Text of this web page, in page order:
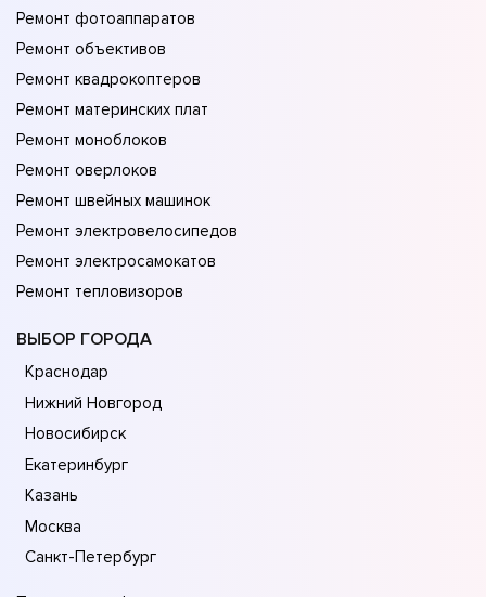
Ремонт фотоаппаратов
Ремонт объективов
Ремонт квадрокоптеров
Ремонт материнских плат
Ремонт моноблоков
Ремонт оверлоков
Ремонт швейных машинок
Ремонт электровелосипедов
Ремонт электросамокатов
Ремонт тепловизоров
ВЫБОР ГОРОДА
Краснодар
Нижний Новгород
Новосибирск
Екатеринбург
Казань
Москва
Санкт-Петербург